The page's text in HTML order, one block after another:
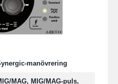
manövrering
MAG, MIG/MAG-puls,